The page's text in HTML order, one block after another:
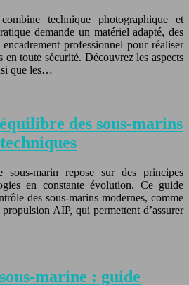
technique photographique et
demande un matériel adapté, des
professionnel pour réaliser
en toute sécurité. Découvrez les aspects
que les…
des sous-marins
sous-marin repose sur des principes
en constante évolution. Ce guide
des sous-marins modernes, comme
AIP, qui permettent d’assurer
marine : guide